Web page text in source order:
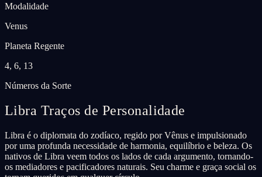
Modalidade
Venus
Planeta Regente
4, 6, 13
Números da Sorte
Libra Traços de Personalidade
Libra é o diplomata do zodíaco, regido por Vênus e impulsionado
por uma profunda necessidade de harmonia, equilíbrio e beleza. Os
nativos de Libra veem todos os lados de cada argumento, tornando-
os mediadores e pacificadores naturais. Seu charme e graça social os